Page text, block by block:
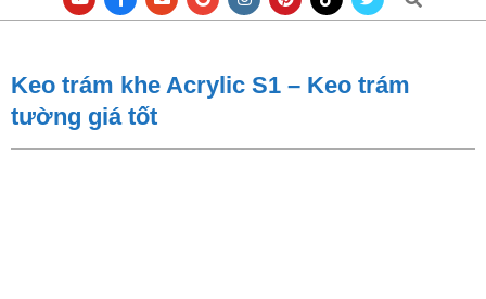
Keo trám khe Acrylic S1 – Keo trám
tường giá tốt